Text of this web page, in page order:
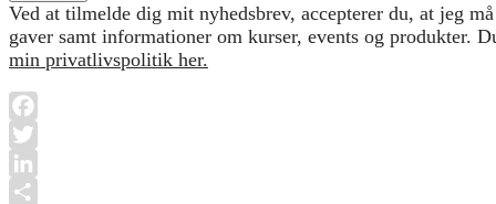
Ved at tilmelde dig mit nyhedsbrev, accepterer du, at jeg
gaver samt informationer om kurser, events og produkter.
min privatlivspolitik her.
Facebook
Twitter
LinkedIn